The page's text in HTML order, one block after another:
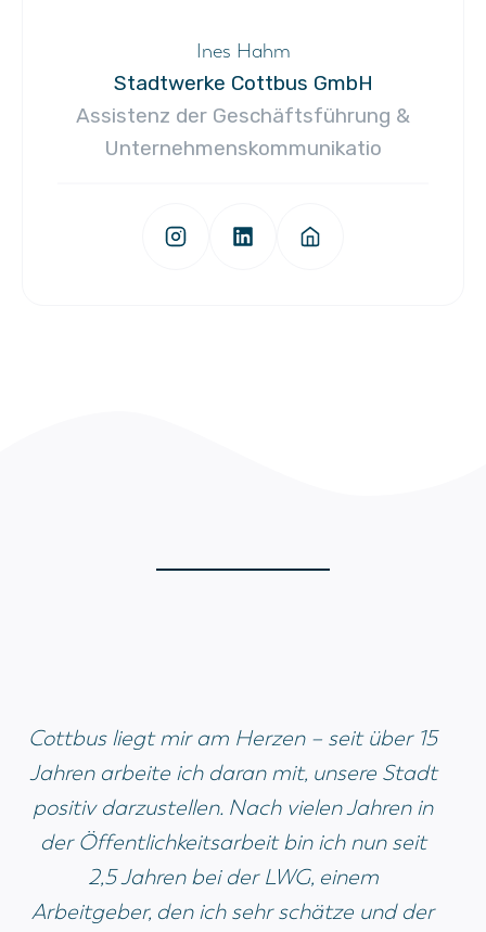
Ines Hahm
Stadtwerke Cottbus GmbH
Assistenz der Geschäftsführung &
Unternehmenskommunikatio
Cottbus liegt mir am Herzen – seit über 15
Jahren arbeite ich daran mit, unsere Stadt
positiv darzustellen. Nach vielen Jahren in
der Öffentlichkeitsarbeit bin ich nun seit
2,5 Jahren bei der LWG, einem
Arbeitgeber, den ich sehr schätze und der